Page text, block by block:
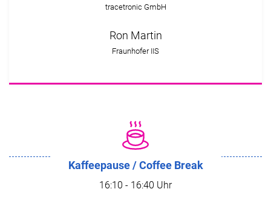
tracetronic GmbH
Ron Martin
Fraunhofer IIS
Kaffeepause / Coffee Break
16:10 - 16:40 Uhr